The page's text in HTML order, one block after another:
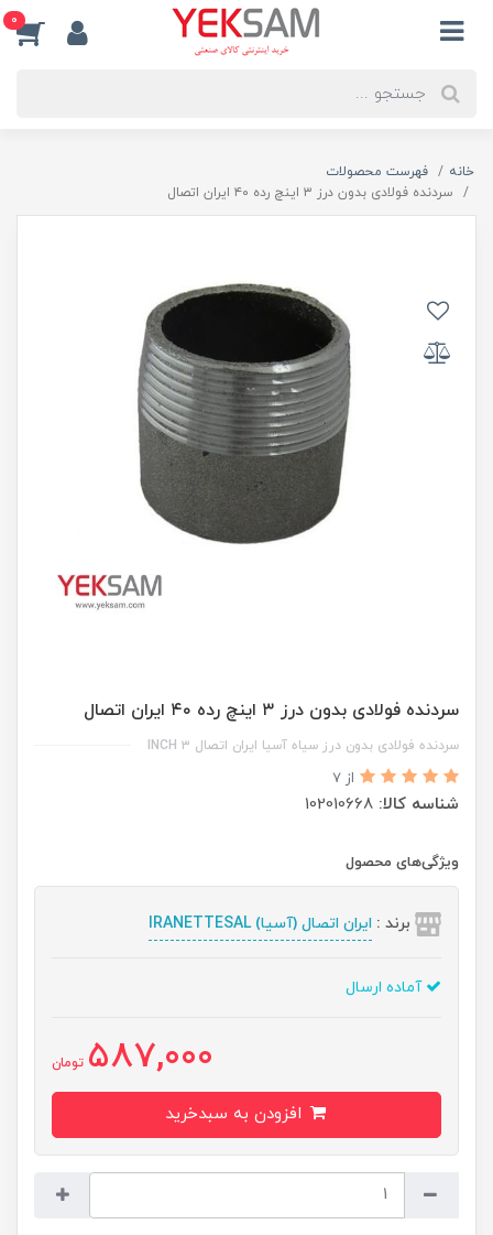
0
خانه
فهرست محصولات
سردنده فولادی بدون درز ۳ اینچ رده ۴۰ ایران اتصال
سردنده فولادی بدون درز ۳ اینچ رده ۴۰ ایران اتصال
سردنده فولادی بدون درز سیاه آسیا ایران اتصال ۳ INCH
از 7
شناسه کالا: 102010668
ویژگی‌های محصول
برند : ایران اتصال (آسیا) IRANETTESAL
آماده ارسال
587,000 تومان